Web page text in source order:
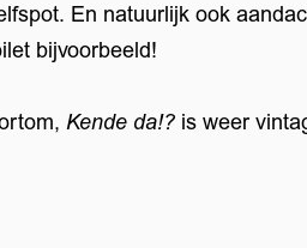
En natuurlijk ook
bijvoorbeeld!
Kende da!?is weer